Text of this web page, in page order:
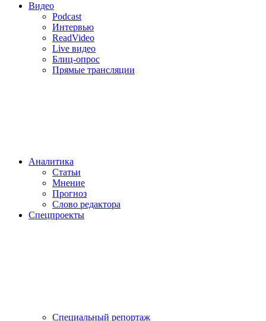
Видео
Podcast
Интервью
ReadVideo
Live видео
Блиц-опрос
Прямые трансляции
Аналитика
Статьи
Мнение
Прогноз
Cлово редактора
Спецпроекты
Специальный репортаж